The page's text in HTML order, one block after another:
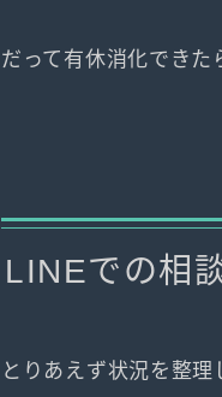
だって有休消化でき
LINEでの相
とりあえず状況を整